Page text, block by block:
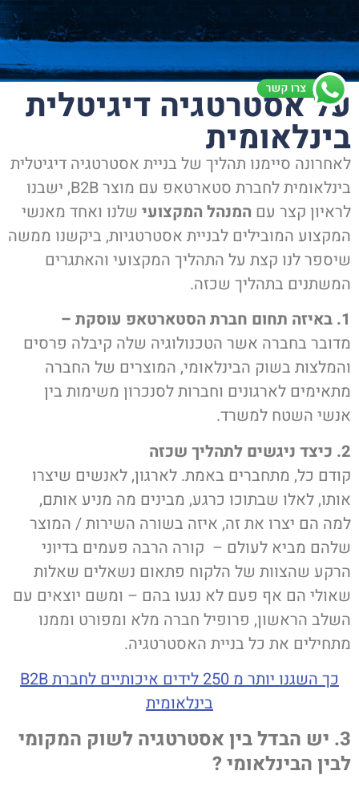
על אסטרטגיה דיגיטלית
בינלאומית
לאחרונה סיימנו תהליך של בניית אסטרטגיה דיגיטלית
בינלאומית לחברת סטארטאפ עם מוצר B2B, ישבנו
לראיון קצר עם המנהל המקצועי שלנו ואחד מאנשי
המקצוע המובילים לבניית אסטרטגיות, ביקשנו ממשה
שיספר לנו קצת על התהליך המקצועי והאתגרים
המשתנים בתהליך שכזה.
1. באיזה תחום חברת הסטארטאפ עוסקת –
מדובר בחברה אשר הטכנולוגיה שלה קיבלה פרסים
והמלצות בשוק הבינלאומי, המוצרים של החברה
מתאימים לארגונים וחברות לסנכרון משימות בין
אנשי השטח למשרד.
2. כיצד ניגשים לתהליך שכזה
קודם כל, מתחברים באמת. לארגון, לאנשים שיצרו
אותו, לאלו שבתוכו כרגע, מבינים מה מניע אותם,
למה הם יצרו את זה, איזה בשורה השירות / המוצר
שלהם מביא לעולם – קורה הרבה פעמים בדיוני
הרקע שהצוות של הלקוח פתאום נשאלים שאלות
שאולי הם אף פעם לא נגעו בהם – ומשם יוצאים עם
השלב הראשון, פרופיל חברה מלא ומפורט וממנו
מתחילים את כל בניית האסטרטגיה.
כך השגנו יותר מ 250 לידים איכותיים לחברת B2B
בינלאומית
3. יש הבדל בין אסטרטגיה לשוק המקומי
לבין הבינלאומי ?